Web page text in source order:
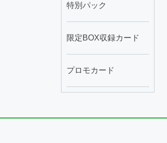
特別パック
限定BOX収録カード
プロモカード